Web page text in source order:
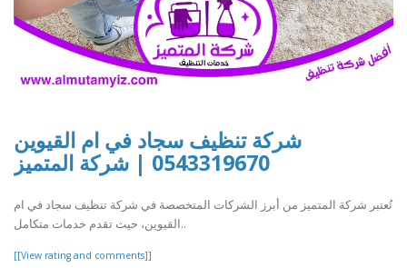
شركة تنظيف سجاد في ام القيوين
0543319670 | شركة المتميز
تُعتبر شركة المتميز من أبرز الشركات المتخصصة في شركة تنظيف سجاد في ام
القيوين، حيث تقدم خدمات متكامل..
[[View rating and comments]]